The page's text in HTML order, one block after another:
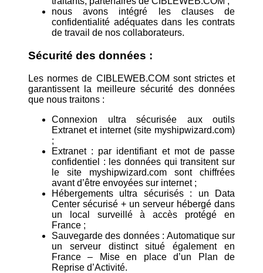
nous avons intégré les clauses de
confidentialité adéquates dans les contrats
de travail de nos collaborateurs.
Sécurité des données :
Les normes de CIBLEWEB.COM sont strictes et
garantissent la meilleure sécurité des données
que nous traitons :
Connexion ultra sécurisée aux outils
Extranet et internet (site myshipwizard.com)
;
Extranet : par identifiant et mot de passe
confidentiel : les données qui transitent sur
le site myshipwizard.com sont chiffrées
avant d’être envoyées sur internet ;
Hébergements ultra sécurisés : un Data
Center sécurisé + un serveur hébergé dans
un local surveillé à accès protégé en
France ;
Sauvegarde des données : Automatique sur
un serveur distinct situé également en
France – Mise en place d’un Plan de
Reprise d’Activité.